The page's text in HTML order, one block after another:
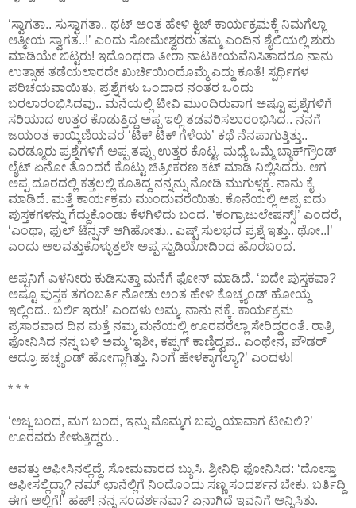
‘ಸ್ವಾಗತಾ.. ಸುಸ್ವಾಗತಾ.. ಥಟ್ ಅಂತ ಹೇಳಿ ಕ್ವಿಜ್ ಕಾರ್ಯಕ್ರಮಕ್ಕೆ ನಿಮಗೆಲ್ಲಾ
ಆತ್ಮೀಯ ಸ್ವಾಗತ..!’ ಎಂದು ಸೋಮೇಶ್ವರರು ತಮ್ಮ ಎಂದಿನ ಶೈಲಿಯಲ್ಲಿ ಶುರು
ಮಾಡಿಯೇ ಬಿಟ್ಟರು! ಇದೊಂಥರಾ ತೀರಾ ನಾಟಕೀಯವೆನಿಸಿತಾದರೂ ನಾನು
ಉತ್ಸಾಹ ತಡೆಯಲಾರದೇ ಖುರ್ಚಿಯಿಂದೊಮ್ಮೆ ಎದ್ದು ಕೂತೆ! ಸ್ಪರ್ಧಿಗಳ
ಪರಿಚಯವಾಯಿತು, ಪ್ರಶ್ನೆಗಳು ಒಂದಾದ ನಂತರ ಒಂದು
ಬರಲಾರಂಭಿಸಿದವು.. ಮನೆಯಲ್ಲಿ ಟೀವಿ ಮುಂದಿರುವಾಗ ಅಷ್ಟೂ ಪ್ರಶ್ನೆಗಳಿಗೆ
ಸರಿಯಾದ ಉತ್ತರ ಕೊಡುತ್ತಿದ್ದ ಅಪ್ಪ ಇಲ್ಲಿ ತಡವರಿಸಲಾರಂಭಿಸಿದ.. ನನಗೆ
ಜಯಂತ ಕಾಯ್ಕಿಣಿಯವರ ‘ಟಿಕ್ ಟಿಕ್ ಗೆಳೆಯ’ ಕಥೆ ನೆನಪಾಗುತ್ತಿತ್ತು..
ಎರಡ್ಮೂರು ಪ್ರಶ್ನೆಗಳಿಗೆ ಅಪ್ಪ ತಪ್ಪು ಉತ್ತರ ಕೊಟ್ಟ. ಮಧ್ಯೆ ಒಮ್ಮೆ ಬ್ಯಾಕ್‌ಗ್ರೌಂಡ್
ಲೈಟ್ ಏನೋ ತೊಂದರೆ ಕೊಟ್ಟು ಚಿತ್ರೀಕರಣ ಕಟ್ ಮಾಡಿ ನಿಲ್ಲಿಸಿದರು. ಆಗ
ಅಪ್ಪ ದೂರದಲ್ಲಿ ಕತ್ತಲಲ್ಲಿ ಕೂತಿದ್ದ ನನ್ನನ್ನು ನೋಡಿ ಮುಗುಳ್ನಕ್ಕ. ನಾನು ಕೈ
ಮಾಡಿದೆ. ಮತ್ತೆ ಕಾರ್ಯಕ್ರಮ ಮುಂದುವರೆಯಿತು. ಕೊನೆಯಲ್ಲಿ ಅಪ್ಪ ಐದು
ಪುಸ್ತಕಗಳನ್ನು ಗೆದ್ದುಕೊಂಡು ಕೆಳಗಿಳಿದು ಬಂದ. ‘ಕಂಗ್ರಾಜುಲೇಷನ್ಸ್!’ ಎಂದರೆ,
‘ಎಂಥಾ, ಫುಲ್ ಟೆನ್ಷನ್ ಆಗಿಹೋತು.. ಎಷ್ಟ್ ಸುಲಭದ ಪ್ರಶ್ನೆ ಇತ್ತು.. ಥೋ..!’
ಎಂದು ಅಲವತ್ತುಕೊಳ್ಳುತ್ತಲೇ ಅಪ್ಪ ಸ್ಟುಡಿಯೋದಿಂದ ಹೊರಬಂದ.
ಅಪ್ಪನಿಗೆ ಎಳನೀರು ಕುಡಿಸುತ್ತಾ ಮನೆಗೆ ಫೋನ್ ಮಾಡಿದೆ. ‘ಐದೇ ಪುಸ್ತಕವಾ?
ಅಷ್ಟೂ ಪುಸ್ತಕ ತಗಂಬರ್ತಿ ನೋಡು ಅಂತ ಹೇಳಿ ಕೊಚ್ಕ್ಯಂಡ್ ಹೋಯ್ದ
ಇಲ್ಲಿಂದ.. ಬರ್ಲಿ ಇರು!’ ಎಂದಳು ಅಮ್ಮ. ನಾನು ನಕ್ಕೆ. ಕಾರ್ಯಕ್ರಮ
ಪ್ರಸಾರವಾದ ದಿನ ಮತ್ತೆ ನಮ್ಮ ಮನೆಯಲ್ಲಿ ಊರವರೆಲ್ಲಾ ಸೇರಿದ್ದರಂತೆ. ರಾತ್ರಿ
ಫೋನಿಸಿದ ನನ್ನ ಬಳಿ ಅಮ್ಮ ‘ಇಶೀ, ಕಪ್ಪಗ್ ಕಾಣ್ತಿದ್ವಪ.. ಎಂಥೇನ, ಪೌಡರ್
ಆದ್ರೂ ಹಚ್ಕ್ಯಂಡ್ ಹೋಗ್ಲಾಗಿತ್ತು. ನಿಂಗೆ ಹೇಳಕ್ಕಾಗಲ್ಯಾ?’ ಎಂದಳು!
* * *
‘ಅಜ್ಜ ಬಂದ, ಮಗ ಬಂದ, ಇನ್ನು ಮೊಮ್ಮಗ ಬಪ್ದು ಯಾವಾಗ ಟೀವಿಲಿ?’
ಊರವರು ಕೇಳುತ್ತಿದ್ದರು..
ಆವತ್ತು ಆಫೀಸಿನಲ್ಲಿದ್ದೆ. ಸೋಮವಾರದ ಬ್ಯುಸಿ. ಶ್ರೀನಿಧಿ ಫೋನಿಸಿದ: ‘ದೋಸ್ತಾ
ಆಫೀಸಲ್ಲಿದ್ಯಾ? ನಮ್ ಛಾನೆಲ್ಲಿಗೆ ನಿಂದೊಂದು ಸಣ್ಣ ಸಂದರ್ಶನ ಬೇಕು. ಬರ್ತಿದ್ದಿ
ಈಗ ಅಲ್ಲಿಗೆ!’ ಹಹ್! ನನ್ನ ಸಂದರ್ಶನವಾ? ಏನಾಗಿದೆ ಇವನಿಗೆ ಅನ್ನಿಸಿತು.